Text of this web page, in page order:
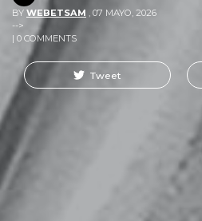
BY WEBETSAM , 07 MAYO, 2026
-->
| 0 COMMENTS
Tweet